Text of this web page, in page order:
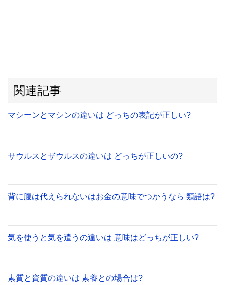
関連記事
マシーンとマシンの違いは どっちの表記が正しい?
サウルスとザウルスの違いは どっちが正しいの?
背に腹は代えられないはお金の意味でつかうなら 類語は?
気を使うと気を遣うの違いは 意味はどっちが正しい?
素質と資質の違いは 素養との場合は?